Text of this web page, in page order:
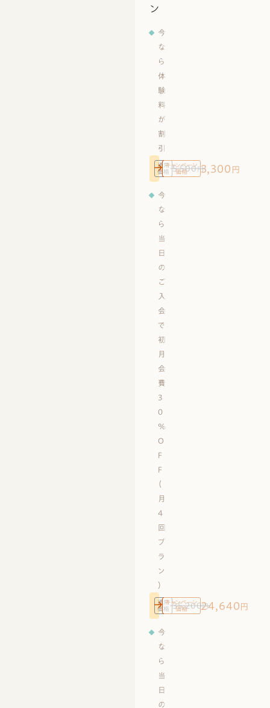
ン
今
な
ら
体
験
料
が
割
引
通常
価格 5,500円
キャンペーン
価格
3,300 円
今
な
ら
当
日
の
ご
入
会
で
初
月
会
費
3
0
%
O
F
F
（
月
4
回
プ
ラ
ン
）
通常
価格 35,200円
キャンペーン
価格
24,640 円
今
な
ら
当
日
の